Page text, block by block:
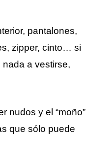
pantalones,
zipper, cinto… si
a vestirse,
nudos y el “moño”
que sólo puede